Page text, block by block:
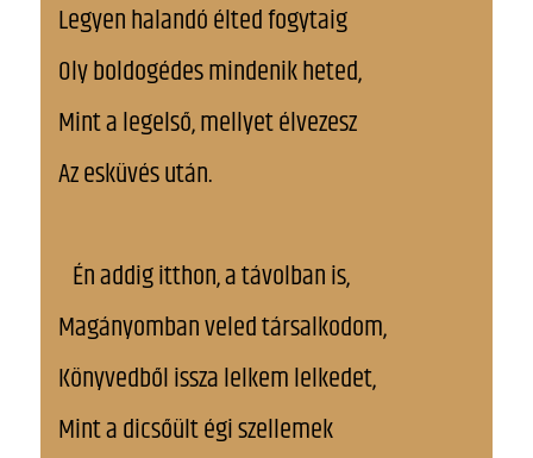
Legyen halandó élted fogytaig
Oly boldogédes mindenik heted,
Mint a legelső, mellyet élvezesz
Az esküvés után.
Én addig itthon, a távolban is,
Magányomban veled társalkodom,
Könyvedből issza lelkem lelkedet,
Mint a dicsőült égi szellemek